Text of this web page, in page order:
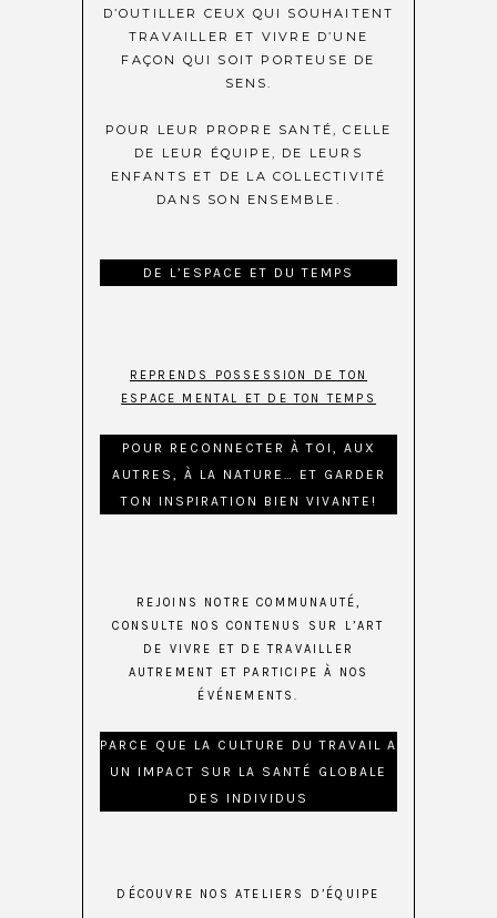
D’OUTILLER CEUX QUI SOUHAITENT
TRAVAILLER ET VIVRE D’UNE
FAÇON QUI SOIT PORTEUSE DE
SENS.
POUR LEUR PROPRE SANTÉ, CELLE
DE LEUR ÉQUIPE, DE LEURS
ENFANTS ET DE LA COLLECTIVITÉ
DANS SON ENSEMBLE.
DE L’ESPACE ET DU TEMPS
REPRENDS POSSESSION DE TON
ESPACE MENTAL ET DE TON TEMPS
POUR RECONNECTER À TOI, AUX
AUTRES, À LA NATURE… ET GARDER
TON INSPIRATION BIEN VIVANTE!
REJOINS NOTRE COMMUNAUTÉ,
CONSULTE NOS CONTENUS SUR L’ART
DE VIVRE ET DE TRAVAILLER
AUTREMENT ET PARTICIPE À NOS
ÉVÉNEMENTS.
PARCE QUE LA CULTURE DU TRAVAIL A
UN IMPACT SUR LA SANTÉ GLOBALE
DES INDIVIDUS
DÉCOUVRE NOS ATELIERS D’ÉQUIPE